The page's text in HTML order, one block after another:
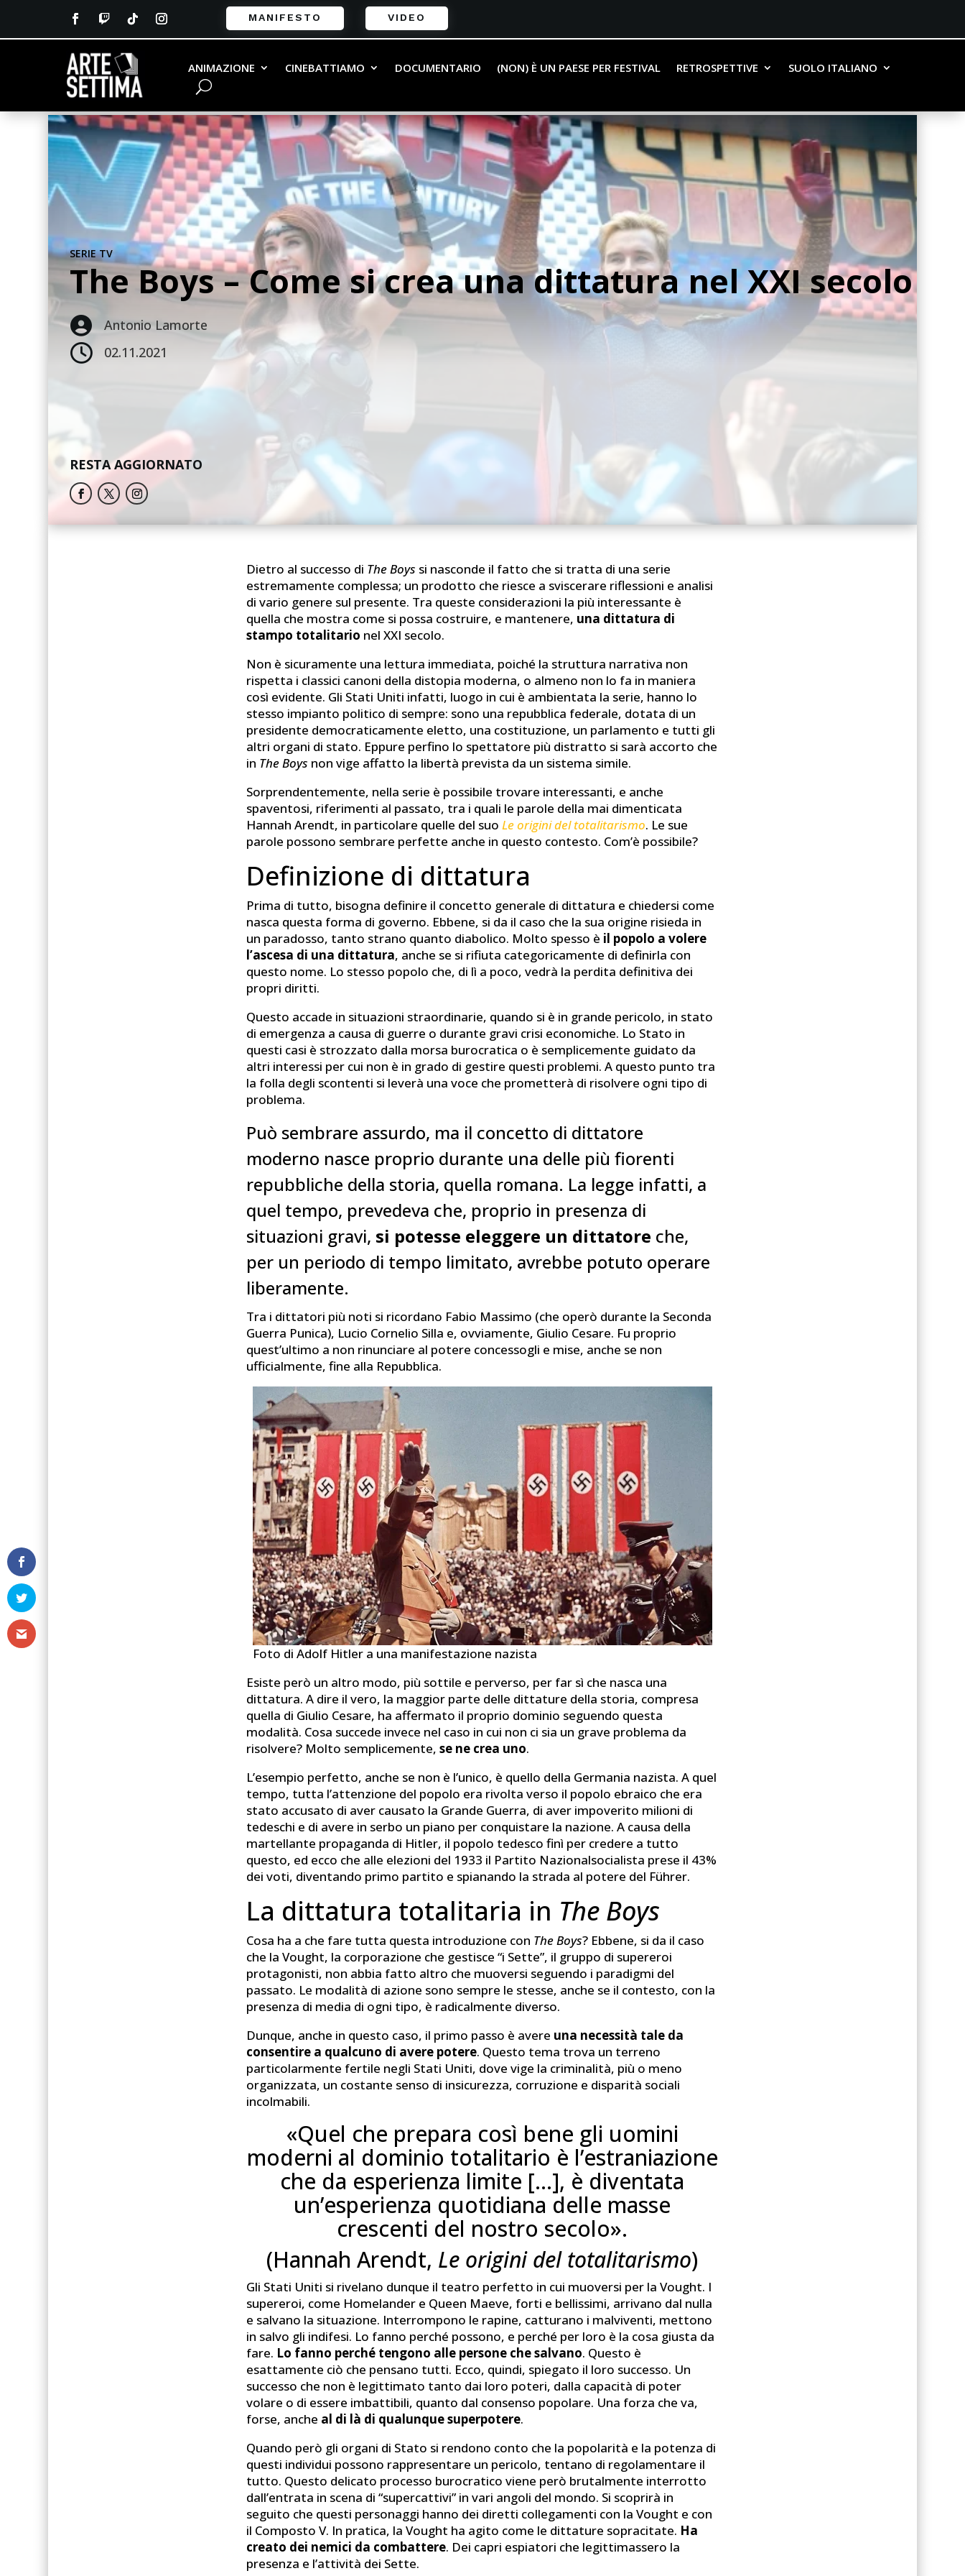
MANIFESTO VIDEO
ANIMAZIONE CINEBATTIAMO DOCUMENTARIO (NON) È UN PAESE PER FESTIVAL RETROSPETTIVE SUOLO ITALIANO
SERIE TV
The Boys – Come si crea una dittatura nel XXI secolo
 Antonio Lamorte
 02.11.2021
RESTA AGGIORNATO
Dietro al successo di The Boys si nasconde il fatto che si tratta di una serie
estremamente complessa; un prodotto che riesce a sviscerare riflessioni e analisi
di vario genere sul presente. Tra queste considerazioni la più interessante è
quella che mostra come si possa costruire, e mantenere, una dittatura di
stampo totalitario nel XXI secolo.
Non è sicuramente una lettura immediata, poiché la struttura narrativa non
rispetta i classici canoni della distopia moderna, o almeno non lo fa in maniera
così evidente. Gli Stati Uniti infatti, luogo in cui è ambientata la serie, hanno lo
stesso impianto politico di sempre: sono una repubblica federale, dotata di un
presidente democraticamente eletto, una costituzione, un parlamento e tutti gli
altri organi di stato. Eppure perfino lo spettatore più distratto si sarà accorto che
in The Boys non vige affatto la libertà prevista da un sistema simile.
Sorprendentemente, nella serie è possibile trovare interessanti, e anche
spaventosi, riferimenti al passato, tra i quali le parole della mai dimenticata
Hannah Arendt, in particolare quelle del suoLe origini del totalitarismo. Le sue
parole possono sembrare perfette anche in questo contesto. Com’è possibile?
Definizione di dittatura
Prima di tutto, bisogna definire il concetto generale di dittatura e chiedersi come
nasca questa forma di governo. Ebbene, si da il caso che la sua origine risieda in
un paradosso, tanto strano quanto diabolico. Molto spesso è il popolo a volere
l’ascesa di una dittatura, anche se si rifiuta categoricamente di definirla con
questo nome. Lo stesso popolo che, di lì a poco, vedrà la perdita definitiva dei
propri diritti.
Questo accade in situazioni straordinarie, quando si è in grande pericolo, in stato
di emergenza a causa di guerre o durante gravi crisi economiche. Lo Stato in
questi casi è strozzato dalla morsa burocratica o è semplicemente guidato da
altri interessi per cui non è in grado di gestire questi problemi. A questo punto tra
la folla degli scontenti si leverà una voce che prometterà di risolvere ogni tipo di
problema.
Può sembrare assurdo, ma il concetto di dittatore
moderno nasce proprio durante una delle più fiorenti
repubbliche della storia, quella romana. La legge infatti, a
quel tempo, prevedeva che, proprio in presenza di
situazioni gravi, si potesse eleggere un dittatore che,
per un periodo di tempo limitato, avrebbe potuto operare
liberamente.
Tra i dittatori più noti si ricordano Fabio Massimo (che operò durante la Seconda
Guerra Punica), Lucio Cornelio Silla e, ovviamente, Giulio Cesare. Fu proprio
quest’ultimo a non rinunciare al potere concessogli e mise, anche se non
ufficialmente, fine alla Repubblica.
Foto di Adolf Hitler a una manifestazione nazista
Esiste però un altro modo, più sottile e perverso, per far sì che nasca una
dittatura. A dire il vero, la maggior parte delle dittature della storia, compresa
quella di Giulio Cesare, ha affermato il proprio dominio seguendo questa
modalità. Cosa succede invece nel caso in cui non ci sia un grave problema da
risolvere? Molto semplicemente,se ne crea uno.
L’esempio perfetto, anche se non è l’unico, è quello della Germania nazista. A quel
tempo, tutta l’attenzione del popolo era rivolta verso il popolo ebraico che era
stato accusato di aver causato la Grande Guerra, di aver impoverito milioni di
tedeschi e di avere in serbo un piano per conquistare la nazione. A causa della
martellante propaganda di Hitler, il popolo tedesco finì per credere a tutto
questo, ed ecco che alle elezioni del 1933 il Partito Nazionalsocialista prese il 43%
dei voti, diventando primo partito e spianando la strada al potere del Führer.
La dittatura totalitaria in The Boys
Cosa ha a che fare tutta questa introduzione con The Boys? Ebbene, si da il caso
che la Vought, la corporazione che gestisce “i Sette”, il gruppo di supereroi
protagonisti, non abbia fatto altro che muoversi seguendo i paradigmi del
passato. Le modalità di azione sono sempre le stesse, anche se il contesto, con la
presenza di media di ogni tipo, è radicalmente diverso.
Dunque, anche in questo caso, il primo passo è avere una necessità tale da
consentire a qualcuno di avere potere. Questo tema trova un terreno
particolarmente fertile negli Stati Uniti, dove vige la criminalità, più o meno
organizzata, un costante senso di insicurezza, corruzione e disparità sociali
incolmabili.
«Quel che prepara così bene gli uomini
moderni al dominio totalitario è l’estraniazione
che da esperienza limite […], è diventata
un’esperienza quotidiana delle masse
crescenti del nostro secolo».
(Hannah Arendt, Le origini del totalitarismo)
Gli Stati Uniti si rivelano dunque il teatro perfetto in cui muoversi per la Vought. I
supereroi, come Homelander e Queen Maeve, forti e bellissimi, arrivano dal nulla
e salvano la situazione. Interrompono le rapine, catturano i malviventi, mettono
in salvo gli indifesi. Lo fanno perché possono, e perché per loro è la cosa giusta da
fare. Lo fanno perché tengono alle persone che salvano. Questo è
esattamente ciò che pensano tutti. Ecco, quindi, spiegato il loro successo. Un
successo che non è legittimato tanto dai loro poteri, dalla capacità di poter
volare o di essere imbattibili, quanto dal consenso popolare. Una forza che va,
forse, anche al di là di qualunque superpotere.
Quando però gli organi di Stato si rendono conto che la popolarità e la potenza di
questi individui possono rappresentare un pericolo, tentano di regolamentare il
tutto. Questo delicato processo burocratico viene però brutalmente interrotto
dall’entrata in scena di “supercattivi” in vari angoli del mondo. Si scoprirà in
seguito che questi personaggi hanno dei diretti collegamenti con la Vought e con
il Composto V. In pratica, la Vought ha agito come le dittature sopracitate. Ha
creato dei nemici da combattere. Dei capri espiatori che legittimassero la
presenza e l’attività dei Sette.